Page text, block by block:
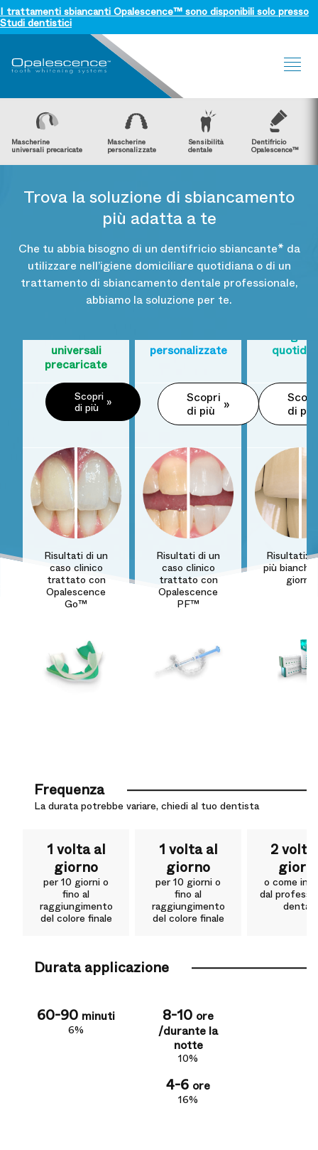
I trattamenti sbiancanti Opalescence™ sono disponibili solo presso
Studi dentistici
Mascherine
universali precaricate
Mascherine
personalizzate
Sensibilità
dentale
Dentifricio
Opalescence™
Trova la soluzione di sbiancamento
più adatta a te
Che tu abbia bisogno di un dentifricio sbiancante* da
utilizzare nell’igiene domiciliare quotidiana o di un
trattamento di sbiancamento dentale professionale,
abbiamo la soluzione per te.
Opalescence Go ™ Opalescence PF
Sbiancamento
mascherine
universali
precaricate
Sbiancamento
mascherine
personalizzate
Scopri
di più
Scopri
di più
di più
Risultati di un
caso clinico
trattato con
Opalescence
Go™
Risultati di un
caso clinico
trattato con
Opalescence
PF™
Risultati:
più bianchi
giorni
Frequenza
La durata potrebbe variare, chiedi al tuo dentista
1 volta al
giorno
per 10 giorni o
fino al
raggiungimento
del colore finale
1 volta al
giorno
per 10 giorni o
fino al
raggiungimento
del colore finale
2
o come
dal
dentale
Durata applicazione
60-90 minuti
6%
8-10 ore
/durante la
notte
10%
4-6 ore
16%